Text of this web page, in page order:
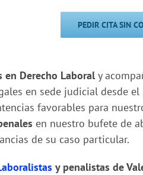
PEDIR CITA SIN
en Derecho Laboraly
en sede judicial desde
favorables para
en nuestro bufete de
de su caso particular.
y penalistas de